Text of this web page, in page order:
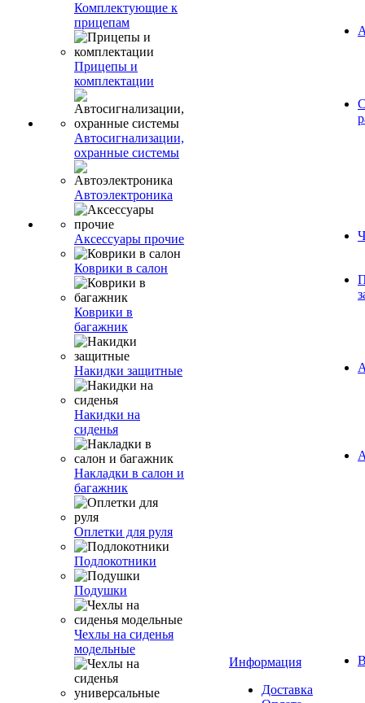
Комплектующие к
прицепам
Прицепы и
комплектации
Автосигнализации,
охранные системы
Автоэлектроника
Аксессуары прочие
Коврики в салон
Коврики в
багажник
Накидки защитные
Накидки на
сиденья
Накладки в салон и
багажник
Оплетки для руля
Подлокотники
Подушки
Чехлы на сиденья
модельные
Информация
Доставка